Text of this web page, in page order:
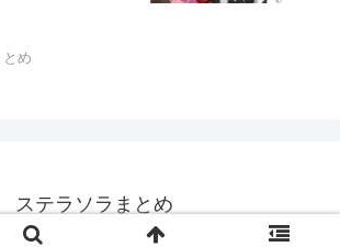
とめ
ステラソラまとめ
© 2024 ステラソラまとめ.